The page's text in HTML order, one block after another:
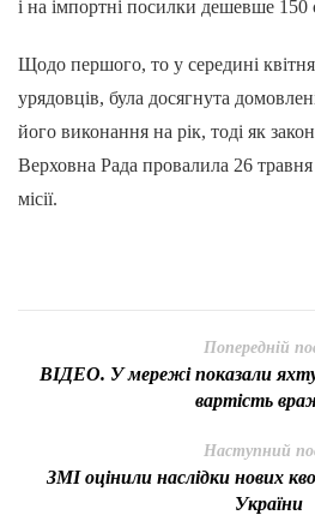
і на імпортні посилки дешевше 150
Щодо першого, то у середині
урядовців, була досягнута
його виконання на рік, тоді як
Верховна Рада провалила 26
місії.
Попередній
ВІДЕО. У мережі показали
вартість
Наступний
ЗМІ оцінили наслідки нових
України